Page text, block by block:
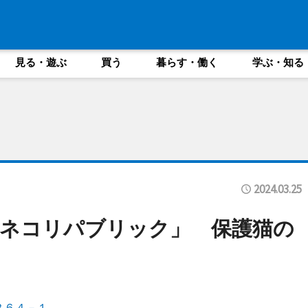
見る・遊ぶ 買う 暮らす・働く 学ぶ・知る
2024.03.25
コリパブリック」 保護猫の